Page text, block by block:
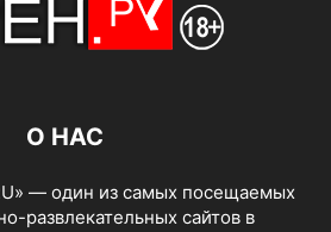
О НАС
— один из самых посещаемых
развлекательных сайтов в